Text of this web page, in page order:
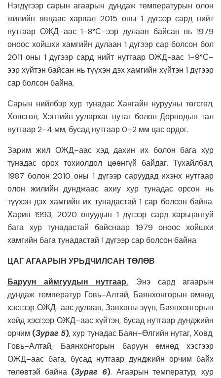
Нэгдүгээр сарын агаарын дундаж температурын олон
жилийн явцаас харвал 2015 оны 1 дүгээр сард нийт
нутгаар ОЖД–аас 1–8°С–ээр дулаан байсан нь 1979
оноос хойшхи хамгийн дулаан 1 дүгээр сар болсон бол
2011 оны 1 дүгээр сард нийт нутгаар ОЖД-аас 1–9°С–
ээр хүйтэн байсан нь түүхэн дэх хамгийн хүйтэн 1 дүгээр
сар болсон байна.
Сарын нийлбэр хур тунадас Хангайн нурууны төгсгөл,
Хөвсгөл, Хэнтийн уулархаг нутаг болон Дорнодын тал
нутгаар 2–4 мм, бусад нутгаар 0–2 мм цас ордог.
Зарим жил ОЖД–аас хэд дахин их болон бага хур
тунадас орох тохиолдол цөөнгүй байдаг. Тухайлбал,
1987 болон 2010 оны 1 дүгээр саруудад ихэнх нутгаар
олон жилийн дунджаас ахиу хур тунадас орсон нь
түүхэн дэх хамгийн их тунадастай 1 сар болсон байна.
Харин 1993, 2020 онуудын 1 дүгээр сард харьцангуй
бага хур тунадастай байснаар 1979 оноос хойшхи
хамгийн бага тунадастай 1 дүгээр сар болсон байна.
ЦАГ АГААРЫН УРЬДЧИЛСАН ТӨЛӨВ
Баруун аймгуудын нутгаар. Энэ сард агаарын
дундаж температур Говь–Алтай, Баянхонгорын өмнөд
хэсгээр ОЖД–аас дулаан, Завханы зүүн, Баянхонгорын
хойд хэсгээр ОЖД–аас хүйтэн, бусад нутгаар дунджийн
орчим (Зураг 5), хур тунадас Баян–Өлгийн нутаг, Ховд,
Говь–Алтай, Баянхонгорын баруун өмнөд хэсгээр
ОЖД–аас бага, бусад нутгаар дунджийн орчим байх
төлөвтэй байна (Зураг 6). Агаарын температур, хур